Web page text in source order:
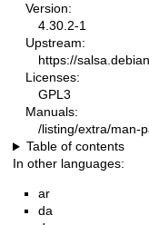
Version:
4.30.2-1
Upstream:
https://
Licenses:
GPL3
Manuals:
/listing/extra/man-
Table of contents
In other languages:
ar
da